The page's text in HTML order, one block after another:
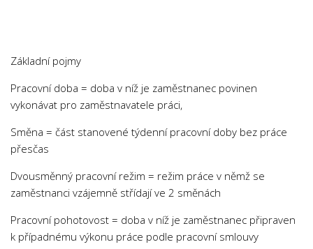
Ekologie
Ekonomie
Informatika
Management
Němčina
Základní pojmy
Pracovní doba = doba v níž je zaměstnanec povinen
vykonávat pro zaměstnavatele práci,
Směna = část stanovené týdenní pracovní doby bez práce
přesčas
Dvousměnný pracovní režim = režim práce v němž se
zaměstnanci vzájemně střídají ve 2 směnách
Pracovní pohotovost = doba v níž je zaměstnanec připraven
k případnému výkonu práce podle pracovní smlouvy